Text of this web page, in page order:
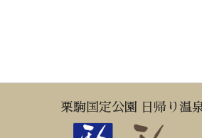
栗駒国定公園 日帰り温